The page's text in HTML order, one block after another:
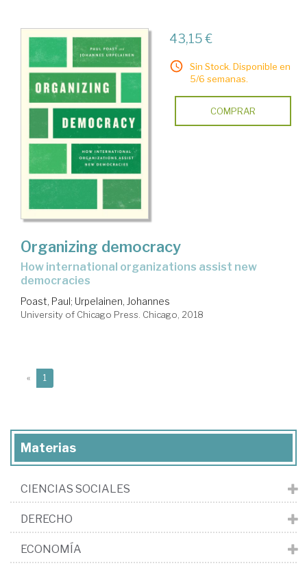
43,15 €
Sin Stock. Disponible en
5/6 semanas.
COMPRAR
Organizing democracy
how international organizations assist new
democracies
Poast, Paul; Urpelainen, Johannes
University of Chicago Press. Chicago, 2018
« 1
Materias
CIENCIAS SOCIALES
DERECHO
ECONOMÍA